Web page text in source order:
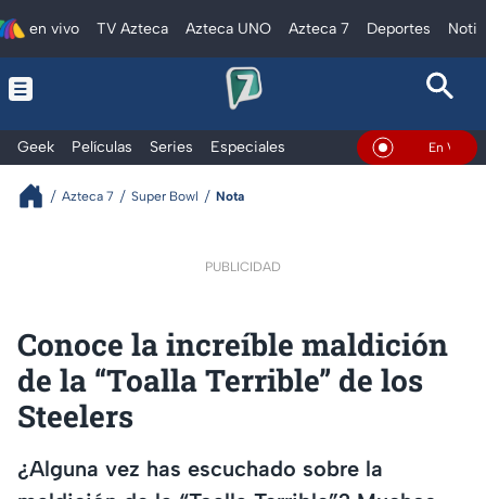
en vivo TV Azteca Azteca UNO Azteca 7 Deportes
Geek Películas Series Especiales En Vivo
Azteca 7 Super Bowl Nota
PUBLICIDAD
Conoce la increíble maldición
de la “Toalla Terrible” de los
Steelers
¿Alguna vez has escuchado sobre la